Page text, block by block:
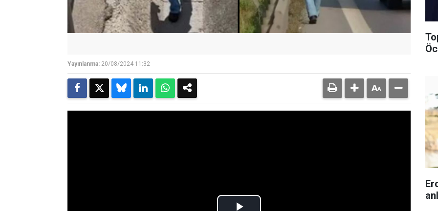
Yayınlanma: 20/08/2024 11:32